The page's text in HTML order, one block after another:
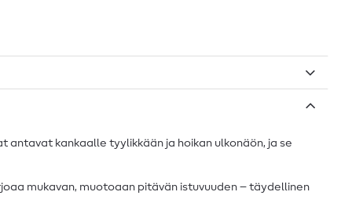
antavat kankaalle tyylikkään ja hoikan ulkonäön, ja se
mukavan, muotoaan pitävän istuvuuden – täydellinen